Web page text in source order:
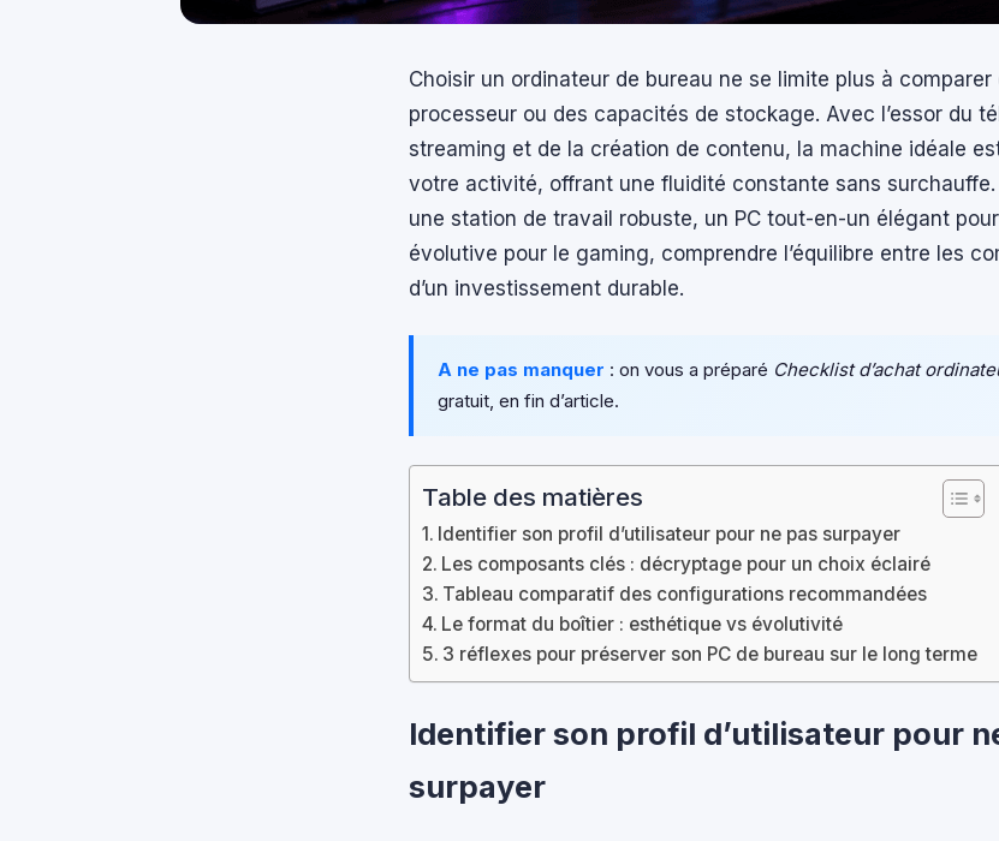
Choisir un ordinateur de bureau ne se limite plus à
processeur ou des capacités de stockage. Avec l’essor du
streaming et de la création de contenu, la machine idéale
votre activité, offrant une fluidité constante sans
une station de travail robuste, un PC tout-en-un élégant
évolutive pour le gaming, comprendre l’équilibre entre les
d’un investissement durable.
A ne pas manquer : on vous a préparé Checklist d’achat
gratuit, en fin d’article.
Table des matières
Identifier son profil d’utilisateur pour ne pas surpayer
Les composants clés : décryptage pour un choix éclairé
Tableau comparatif des configurations recommandées
Le format du boîtier : esthétique vs évolutivité
3 réflexes pour préserver son PC de bureau sur le long terme
Identifier son profil d’utilisateur pour
surpayer